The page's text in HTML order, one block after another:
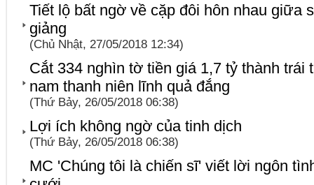
Tiết lộ bất ngờ về cặp đôi hôn nhau giữa
giảng
(Chủ Nhật, 27/05/2018 12:34)
Cắt 334 nghìn tờ tiền giá 1,7 tỷ thành trái
nam thanh niên lĩnh quả đắng
(Thứ Bảy, 26/05/2018 06:38)
Lợi ích không ngờ của tinh dịch
(Thứ Bảy, 26/05/2018 06:38)
MC 'Chúng tôi là chiến sĩ' viết lời ngôn